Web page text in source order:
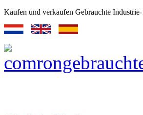
Kaufen und verkaufen Gebrauchte